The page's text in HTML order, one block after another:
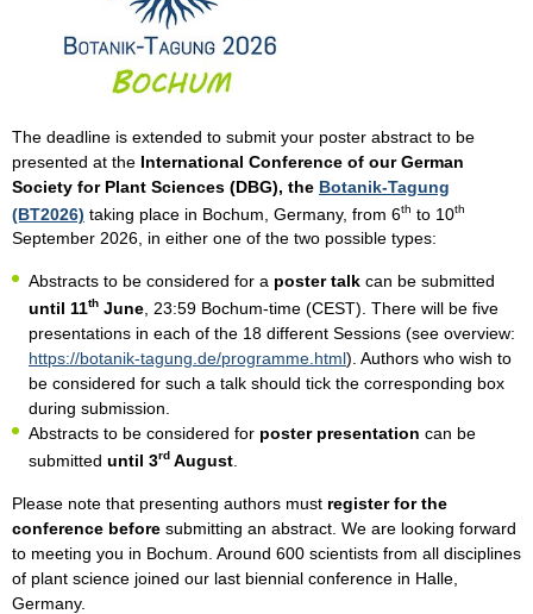
The deadline is extended to submit your poster abstract to be
presented at the International Conference of our German
Society for Plant Sciences (DBG), the Botanik-Tagung
(BT2026) taking place in Bochum, Germany, from 6th to 10th
September 2026, in either one of the two possible types:
Abstracts to be considered for a poster talk can be submitted
until 11th June , 23:59 Bochum-time (CEST). There will be five
presentations in each of the 18 different Sessions (see overview:
https://botanik-tagung.de/programme.html). Authors who wish to
be considered for such a talk should tick the corresponding box
during submission.
Abstracts to be considered for poster presentation can be
submitted until 3rd August
Please note that presenting authors must register for the
conference before submitting an abstract. We are looking forward
to meeting you in Bochum. Around 600 scientists from all disciplines
of plant science joined our last biennial conference in Halle,
Germany.